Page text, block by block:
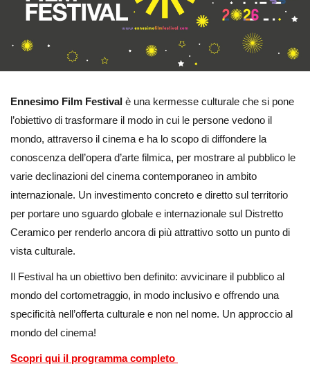
Ennesimo Film Festival è una kermesse culturale che si pone
l’obiettivo di trasformare il modo in cui le persone vedono il
mondo, attraverso il cinema e ha lo scopo di diffondere la
conoscenza dell’opera d’arte filmica, per mostrare al pubblico le
varie declinazioni del cinema contemporaneo in ambito
internazionale. Un investimento concreto e diretto sul territorio
per portare uno sguardo globale e internazionale sul Distretto
Ceramico per renderlo ancora di più attrattivo sotto un punto di
vista culturale.
Il Festival ha un obiettivo ben definito: avvicinare il pubblico al
mondo del cortometraggio, in modo inclusivo e offrendo una
specificità nell’offerta culturale e non nel nome. Un approccio al
mondo del cinema!
Scopri qui il programma completo